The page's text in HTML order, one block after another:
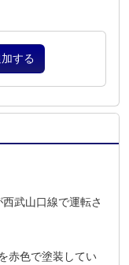
する
武山口線で運転さ
赤色で塗装してい